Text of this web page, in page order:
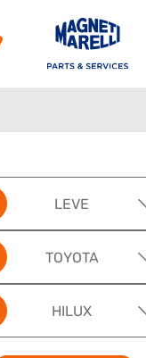
LEVE
TOYOTA
HILUX